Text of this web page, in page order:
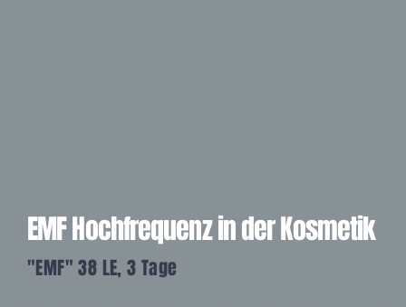
EMF Hochfrequenz in der Kosmetik
"EMF" 38 LE, 3 Tage